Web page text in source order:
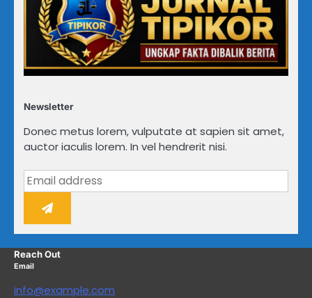
Newsletter
Donec metus lorem, vulputate at sapien sit amet,
auctor iaculis lorem. In vel hendrerit nisi.
Reach Out
Email
info@example.com